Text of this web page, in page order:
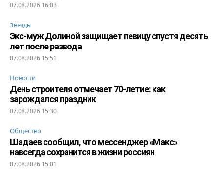
07.08.2026 16:03
Звезды
Экс-муж Долиной защищает певицу спустя десять
лет после развода
07.08.2026 15:51
Новости
День строителя отмечает 70-летие: как
зарождался праздник
07.08.2026 15:30
Общество
Шадаев сообщил, что мессенджер «Макс»
навсегда сохранится в жизни россиян
07.08.2026 15:01